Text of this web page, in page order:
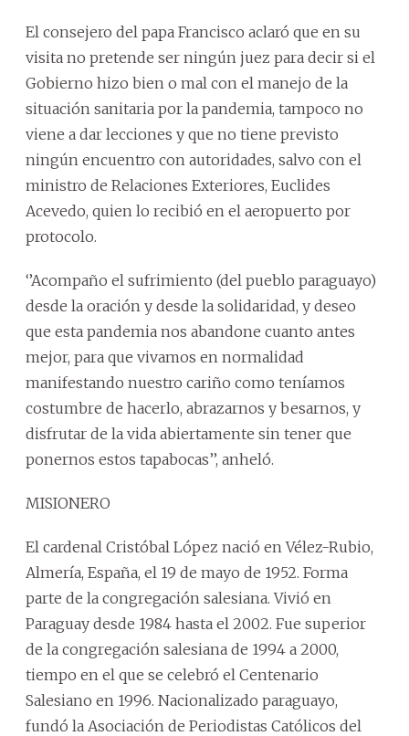
El consejero del papa Francisco aclaró que en su
visita no pretende ser ningún juez para decir si el
Gobierno hizo bien o mal con el manejo de la
situación sanitaria por la pandemia, tampoco no
viene a dar lecciones y que no tiene previsto
ningún encuentro con autoridades, salvo con el
ministro de Relaciones Exteriores, Euclides
Acevedo, quien lo recibió en el aeropuerto por
protocolo.
‘’Acompaño el sufrimiento (del pueblo paraguayo)
desde la oración y desde la solidaridad, y deseo
que esta pandemia nos abandone cuanto antes
mejor, para que vivamos en normalidad
manifestando nuestro cariño como teníamos
costumbre de hacerlo, abrazarnos y besarnos, y
disfrutar de la vida abiertamente sin tener que
ponernos estos tapabocas’’, anheló.
MISIONERO
El cardenal Cristóbal López nació en Vélez-Rubio,
Almería, España, el 19 de mayo de 1952. Forma
parte de la congregación salesiana. Vivió en
Paraguay desde 1984 hasta el 2002. Fue superior
de la congregación salesiana de 1994 a 2000,
tiempo en el que se celebró el Centenario
Salesiano en 1996. Nacionalizado paraguayo,
fundó la Asociación de Periodistas Católicos del